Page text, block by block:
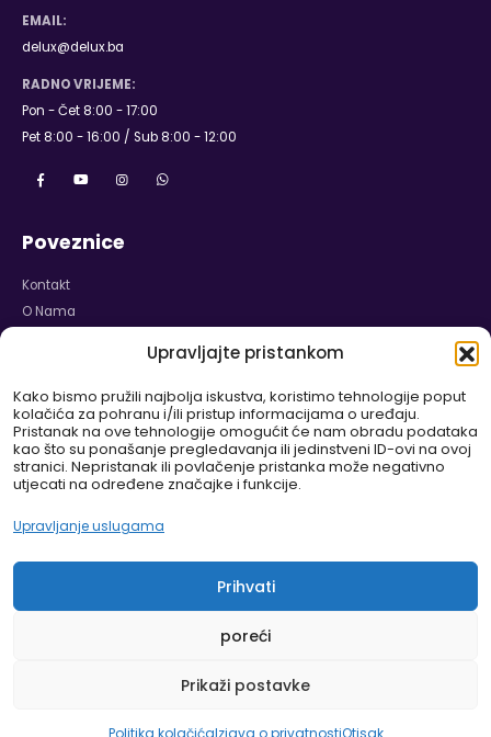
Upravljajte pristankom
Kako bismo pružili najbolja iskustva, koristimo tehnologije poput
kolačića za pohranu i/ili pristup informacijama o uređaju.
Pristanak na ove tehnologije omogućit će nam obradu podataka
kao što su ponašanje pregledavanja ili jedinstveni ID-ovi na ovoj
stranici. Nepristanak ili povlačenje pristanka može negativno
utjecati na određene značajke i funkcije.
Upravljanje uslugama
Prihvati
poreći
Prikaži postavke
Politika kolačićaIzjava o privatnostiOtisak
EMAIL:
delux@delux.ba
RADNO VRIJEME:
Pon - Čet 8:00 - 17:00
Pet 8:00 - 16:00 / Sub 8:00 - 12:00
Poveznice
Kontakt
O Nama
Izjava o Privatnosti
Politika Kolačića
Odricanje od Odgovornosti
Pravilnik o Garanciji i Reklamaciji
DELUX-ZASTORI.EU
ZASTORI.HR